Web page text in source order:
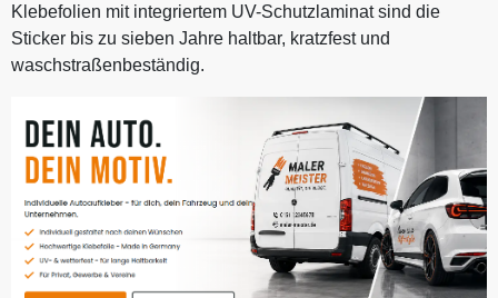
Klebefolien mit integriertem UV-Schutzlaminat sind die
Sticker bis zu sieben Jahre haltbar, kratzfest und
waschstraßenbeständig.